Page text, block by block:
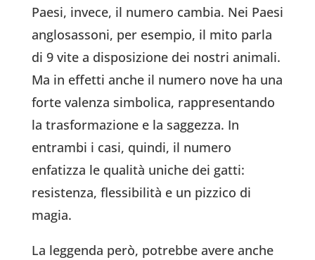
Paesi, invece, il numero cambia. Nei Paesi
anglosassoni, per esempio, il mito parla
di 9 vite a disposizione dei nostri animali.
Ma in effetti anche il numero nove ha una
forte valenza simbolica, rappresentando
la trasformazione e la saggezza. In
entrambi i casi, quindi, il numero
enfatizza le qualità uniche dei gatti:
resistenza, flessibilità e un pizzico di
magia.
La leggenda però, potrebbe avere anche